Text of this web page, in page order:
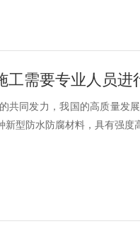
共同发力，我国的高质量发
型防水防腐材料，具有强度